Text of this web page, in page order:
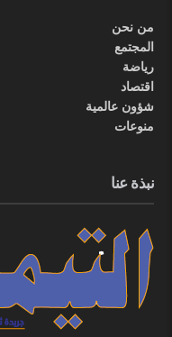
من نحن
المجتمع
رياضة
اقتصاد
شؤون عالمية
منوعات
نبذة عنا